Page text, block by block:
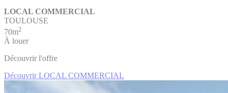
LOCAL COMMERCIAL
TOULOUSE
70m2
À louer
Découvrir l'offre
Découvrir LOCAL COMMERCIAL